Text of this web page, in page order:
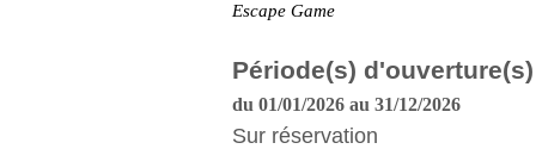
Escape Game
Période(s) d'ouverture(s)
du 01/01/2026 au 31/12/2026
Sur réservation